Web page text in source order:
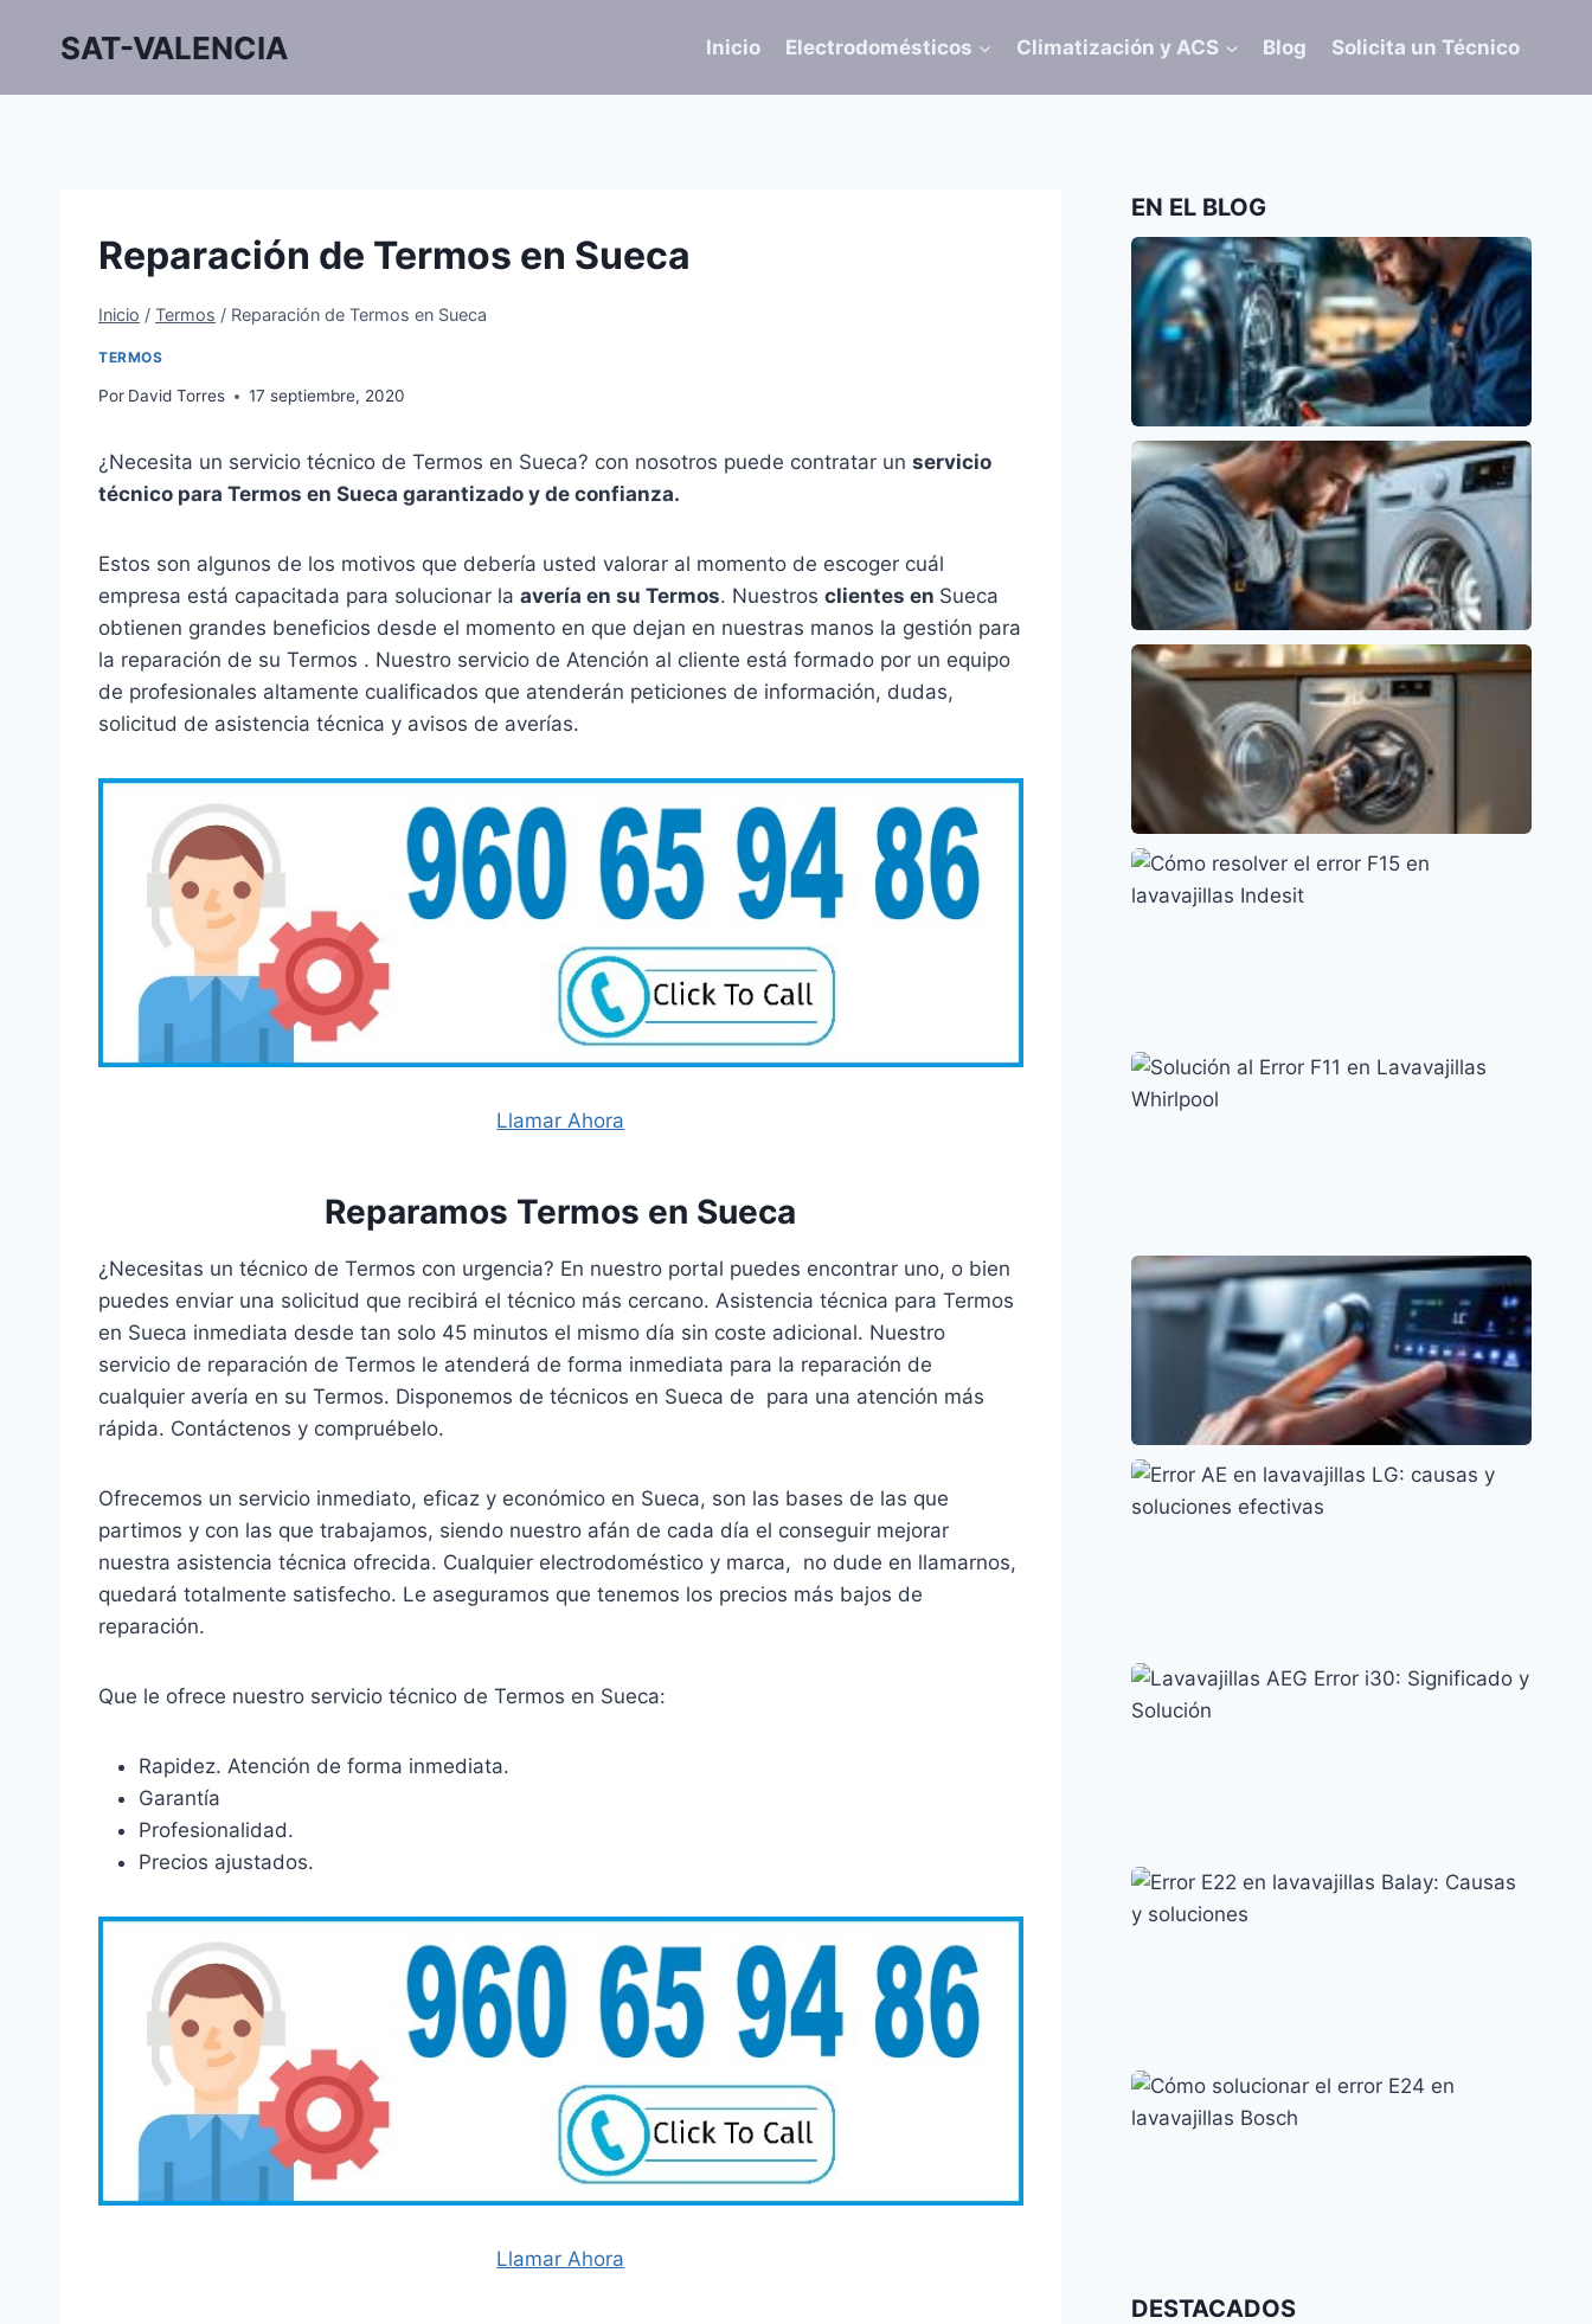
SAT-VALENCIA Inicio Electrodomésticos Climatización y ACS Blog Solicita un Técnico
Reparación de Termos en Sueca
Inicio / Termos / Reparación de Termos en Sueca
TERMOS
Por David Torres 17 septiembre, 2020
¿Necesita un servicio técnico de Termos en Sueca? con nosotros puede contratar un servicio
técnico para Termos en Sueca garantizado y de confianza.
Estos son algunos de los motivos que debería usted valorar al momento de escoger cuál
empresa está capacitada para solucionar la avería en su Termos. Nuestros clientes en Sueca
obtienen grandes beneficios desde el momento en que dejan en nuestras manos la gestión para
la reparación de su Termos . Nuestro servicio de Atención al cliente está formado por un equipo
de profesionales altamente cualificados que atenderán peticiones de información, dudas,
solicitud de asistencia técnica y avisos de averías.
Llamar Ahora
Reparamos Termos en Sueca
¿Necesitas un técnico de Termos con urgencia? En nuestro portal puedes encontrar uno, o bien
puedes enviar una solicitud que recibirá el técnico más cercano. Asistencia técnica para Termos
en Sueca inmediata desde tan solo 45 minutos el mismo día sin coste adicional. Nuestro
servicio de reparación de Termos le atenderá de forma inmediata para la reparación de
cualquier avería en su Termos. Disponemos de técnicos en Sueca de para una atención más
rápida. Contáctenos y compruébelo.
Ofrecemos un servicio inmediato, eficaz y económico en Sueca, son las bases de las que
partimos y con las que trabajamos, siendo nuestro afán de cada día el conseguir mejorar
nuestra asistencia técnica ofrecida. Cualquier electrodoméstico y marca, no dude en llamarnos,
quedará totalmente satisfecho. Le aseguramos que tenemos los precios más bajos de
reparación.
Que le ofrece nuestro servicio técnico de Termos en Sueca:
Rapidez. Atención de forma inmediata.
Garantía
Profesionalidad.
Precios ajustados.
Llamar Ahora
EN EL BLOG
Error E15 en Lavavajillas Siemens: Causas y
Soluciones
Siemens
Error E01 en Lavavajillas Beko: Causas y
Soluciones
Códigos de error y su significado
Lavavajillas Candy: Soluciona el Error E2
fácilmente
Códigos de error y su significado
Cómo resolver el error F15 en lavavajillas
Indesit
Códigos de error y su significado
Solución al Error F11 en Lavavajillas
Whirlpool
Códigos de error y su significado
Error LC en Lavavajillas Samsung: Causas y
Soluciones
Error AE en lavavajillas LG: causas y
soluciones efectivas
Lavavajillas AEG Error i30: Significado y
Solución
Error E22 en lavavajillas Balay: Causas y
soluciones
Códigos de error y su significado
Bosch
DESTACADOS